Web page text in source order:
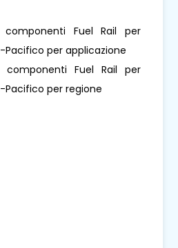
componenti Fuel Rail per
Pacifico per applicazione
componenti Fuel Rail per
Pacifico per regione